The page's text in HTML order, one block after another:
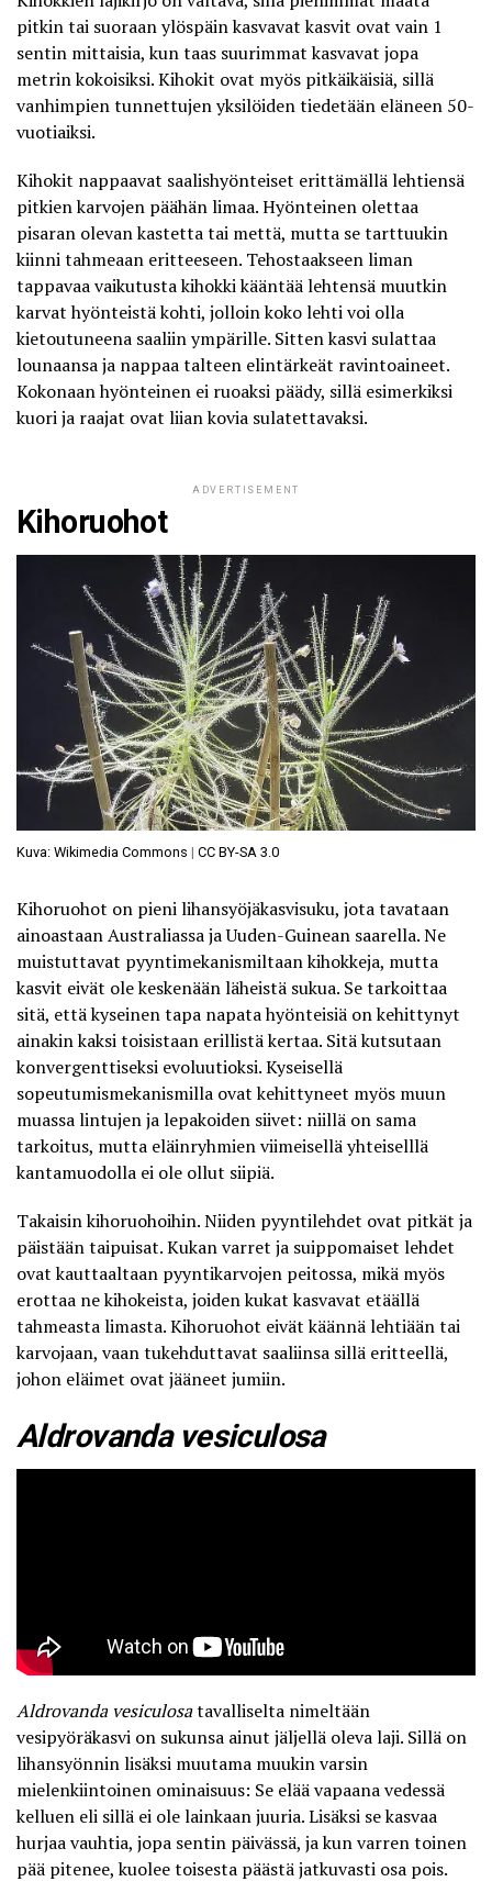
pitkin tai suoraan ylöspäin kasvavat kasvit ovat vain 1
sentin mittaisia, kun taas suurimmat kasvavat jopa
metrin kokoisiksi. Kihokit ovat myös pitkäikäisiä, sillä
vanhimpien tunnettujen yksilöiden tiedetään eläneen 50-
vuotiaiksi.
Kihokit nappaavat saalishyönteiset erittämällä lehtiensä
pitkien karvojen päähän limaa. Hyönteinen olettaa
pisaran olevan kastetta tai mettä, mutta se tarttuukin
kiinni tahmeaan eritteeseen. Tehostaakseen liman
tappavaa vaikutusta kihokki kääntää lehtensä muutkin
karvat hyönteistä kohti, jolloin koko lehti voi olla
kietoutuneena saaliin ympärille. Sitten kasvi sulattaa
lounaansa ja nappaa talteen elintärkeät ravintoaineet.
Kokonaan hyönteinen ei ruoaksi päädy, sillä esimerkiksi
kuori ja raajat ovat liian kovia sulatettavaksi.
ADVERTISEMENT
Kihoruohot
Kuva: Wikimedia Commons | CC BY-SA 3.0
Kihoruohot on pieni lihansyöjäkasvisuku, jota tavataan
ainoastaan Australiassa ja Uuden-Guinean saarella. Ne
muistuttavat pyyntimekanismiltaan kihokkeja, mutta
kasvit eivät ole keskenään läheistä sukua. Se tarkoittaa
sitä, että kyseinen tapa napata hyönteisiä on kehittynyt
ainakin kaksi toisistaan erillistä kertaa. Sitä kutsutaan
konvergenttiseksi evoluutioksi. Kyseisellä
sopeutumismekanismilla ovat kehittyneet myös muun
muassa lintujen ja lepakoiden siivet: niillä on sama
tarkoitus, mutta eläinryhmien viimeisellä yhteiselllä
kantamuodolla ei ole ollut siipiä.
Takaisin kihoruohoihin. Niiden pyyntilehdet ovat pitkät ja
päistään taipuisat. Kukan varret ja suippomaiset lehdet
ovat kauttaaltaan pyyntikarvojen peitossa, mikä myös
erottaa ne kihokeista, joiden kukat kasvavat etäällä
tahmeasta limasta. Kihoruohot eivät käännä lehtiään tai
karvojaan, vaan tukehduttavat saaliinsa sillä eritteellä,
johon eläimet ovat jääneet jumiin.
Aldrovanda vesiculosa
Aldrovanda vesiculosatavalliselta nimeltään
vesipyöräkasvi on sukunsa ainut jäljellä oleva laji. Sillä on
lihansyönnin lisäksi muutama muukin varsin
mielenkiintoinen ominaisuus: Se elää vapaana vedessä
kelluen eli sillä ei ole lainkaan juuria. Lisäksi se kasvaa
hurjaa vauhtia, jopa sentin päivässä, ja kun varren toinen
pää pitenee, kuolee toisesta päästä jatkuvasti osa pois.